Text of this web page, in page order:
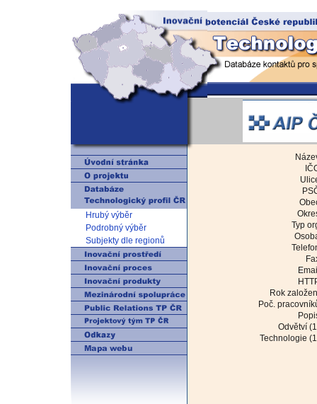
Hrubý výběr
Podrobný výběr
Subjekty dle regionů
Typ
Rok
Poč.
Odvětví
Technologie